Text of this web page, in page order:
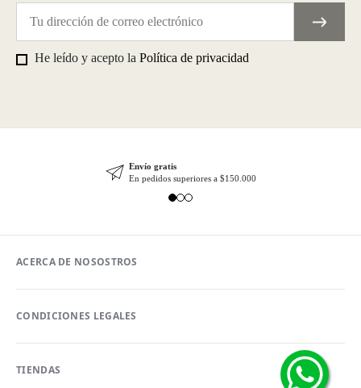
He leído y acepto la Política de privacidad
Envío gratis
En pedidos superiores a $150.000
ACERCA DE NOSOSTROS
CONDICIONES LEGALES
TIENDAS